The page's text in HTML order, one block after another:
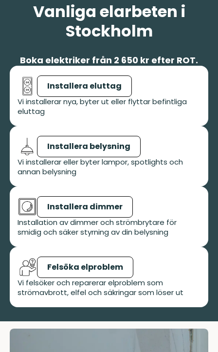
Vanliga elarbeten i
Stockholm
Boka elektriker från 2 650 kr efter ROT.
Installera eluttag
Vi installerar nya, byter ut eller flyttar befintliga
eluttag
Installera belysning
Vi installerar eller byter lampor, spotlights och
annan belysning
Installera dimmer
Installation av dimmer och strömbrytare för
smidig och säker styrning av din belysning
Felsöka elproblem
Vi felsöker och reparerar elproblem som
strömavbrott, elfel och säkringar som löser ut